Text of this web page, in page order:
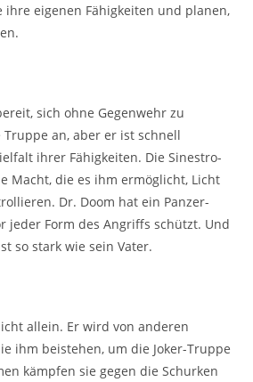
ihre eigenen Fähigkeiten und planen,
sich ohne Gegenwehr zu
an, aber er ist schnell
ihrer Fähigkeiten. Die Sinestro-
Macht, die es ihm ermöglicht, Licht
Dr. Doom hat ein Panzer-
jeder Form des Angriffs schützt. Und
so stark wie sein Vater.
allein. Er wird von anderen
ihm beistehen, um die Joker-Truppe
kämpfen sie gegen die Schurken